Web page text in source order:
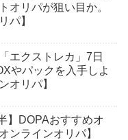
オリパが狙い目か。
パ】
エクストレカ」7日
やパックを入手しよ
オリパ】
】DOPAおすすめオ
ンラインオリパ】